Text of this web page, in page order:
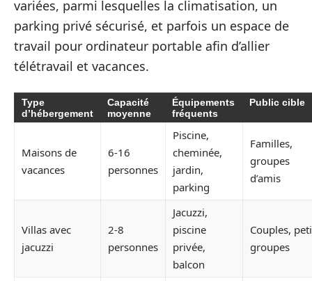
variées, parmi lesquelles la climatisation, un
parking privé sécurisé, et parfois un espace de
travail pour ordinateur portable afin d’allier
télétravail et vacances.
Type
d’hébergement
Capacité
moyenne
Équipements
fréquents
Public cible
Maisons de
vacances
6-16
personnes
Piscine,
cheminée,
jardin,
parking
Familles,
groupes
d’amis
Villas avec
jacuzzi
2-8
personnes
Jacuzzi,
piscine
privée,
balcon
Couples,
groupes